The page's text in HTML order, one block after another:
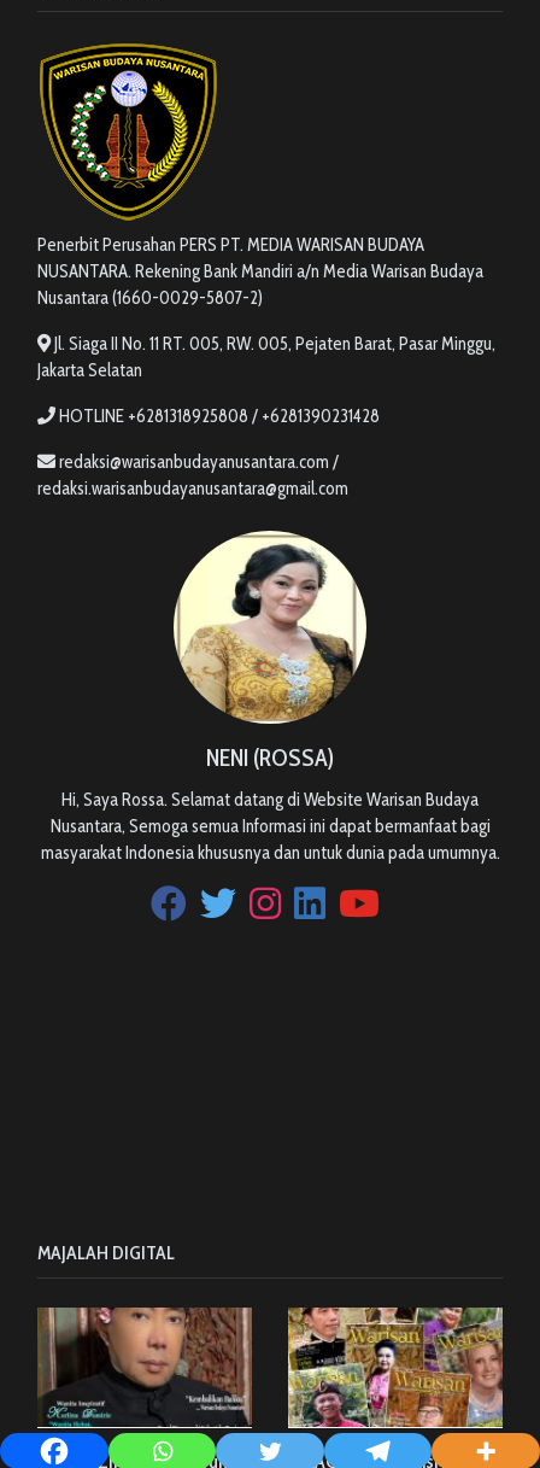
Penerbit Perusahan PERS PT. MEDIA WARISAN BUDAYA
NUSANTARA. Rekening Bank Mandiri a/n Media Warisan Budaya
Nusantara (1660-0029-5807-2)
Jl. Siaga II No. 11 RT. 005, RW. 005, Pejaten Barat, Pasar Minggu,
Jakarta Selatan
HOTLINE +6281318925808 / +6281390231428
redaksi@warisanbudayanusantara.com /
redaksi.warisanbudayanusantara@gmail.com
NENI (ROSSA)
Hi, Saya Rossa. Selamat datang di Website Warisan Budaya
Nusantara, Semoga semua Informasi ini dapat bermanfaat bagi
masyarakat Indonesia khususnya dan untuk dunia pada umumnya.
MAJALAH DIGITAL
E MAGAZINE, Edisi Guruh E MAGAZINE – Edisi Ruddy J